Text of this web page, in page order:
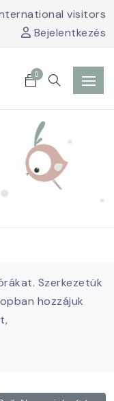
visitors
Bejelentkezés
0
Szerkezetük
hozzájuk